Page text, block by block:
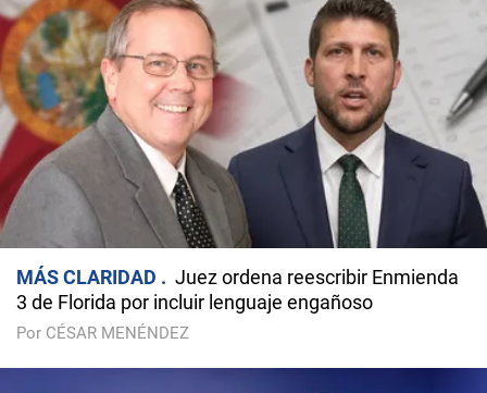
MÁS CLARIDAD
Juez ordena reescribir Enmienda
3 de Florida por incluir lenguaje engañoso
Por CÉSAR MENÉNDEZ